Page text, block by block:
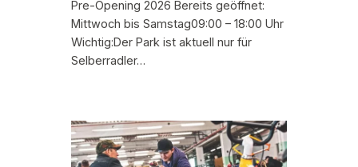
Pre-Opening 2026 Bereits geöffnet:
Mittwoch bis Samstag09:00 – 18:00 Uhr
Wichtig:Der Park ist aktuell nur für
Selberradler…